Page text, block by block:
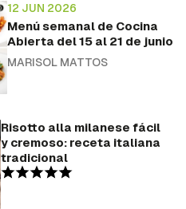
12 JUN 2026
Menú semanal de Cocina
Abierta del 15 al 21 de junio
MARISOL MATTOS
Risotto alla milanese fácil
y cremoso: receta italiana
tradicional